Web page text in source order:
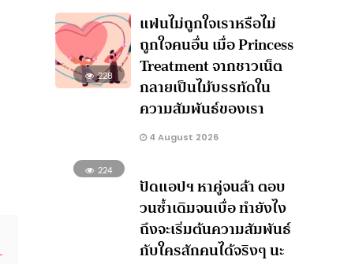
228
แฟนไม่ถูกใจเราหรือไม่
ถูกใจคนอื่น เมื่อ Princess
Treatment จากชาวเน็ต
กลายเป็นไม้บรรทัดใน
ความสัมพันธ์ของเรา
4 August 2026
224
ปัดแอปฯ หาคู่จนล้า ตอบ
วนซ้ำเดิมจนเบื่อ ทำยังไง
ถึงจะเริ่มต้นความสัมพันธ์
กับใครสักคนได้จริงๆ นะ